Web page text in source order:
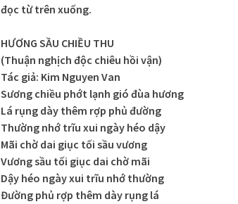
đọc từ trên xuống.
HƯƠNG SẦU CHIỀU THU
(Thuận nghịch độc chiêu hồi vận)
Tác giả: Kim Nguyen Van
Sương chiều phớt lạnh gió đùa hương
Lá rụng dày thêm rợp phủ đường
Thường nhớ trĩu xui ngày héo dậy
Mãi chờ dai giục tối sầu vương
Vương sầu tối giục dai chờ mãi
Dậy héo ngày xui trĩu nhớ thường
Đường phủ rợp thêm dày rụng lá